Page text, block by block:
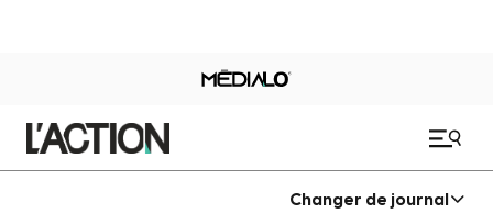
Changer de journal